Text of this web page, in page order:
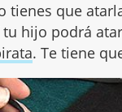
tienes que
tu hijo podrá
. Te tiene